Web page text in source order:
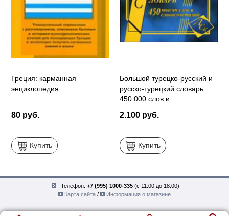
Греция: карманная
энциклопедия
80 руб.
Купить
Большой турецко-русский и
русско-турецкий словарь.
450 000 слов и
2.100 руб.
Купить
Телефон: +7 (995) 1000-335 (с 11:00 до 18:00)
Карта сайта / Информация о магазине